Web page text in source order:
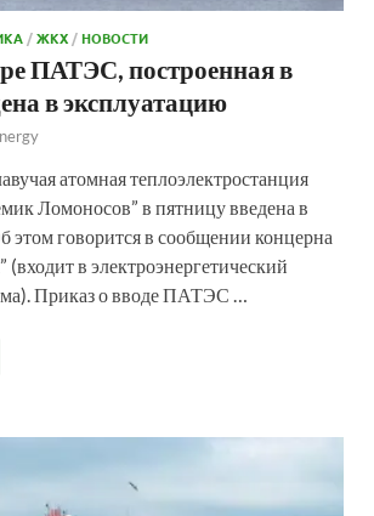
/ЖКХ /НОВОСТИ
ПАТЭС, построенная в
в эксплуатацию
атомная теплоэлектростанция
Ломоносов” в пятницу введена в
этом говорится в сообщении концерна
(входит в электроэнергетический
Приказ о вводе ПАТЭС …